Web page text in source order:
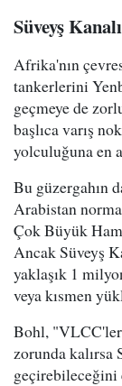
Süveyş
Afrika'nın
tankerlerini
geçmeye de
başlıca varış
yolculuğuna en
Bu güzergahın
Arabistan
Çok Büyük
Ancak Süveyş
yaklaşık 1
veya kısmen
Bohl, "VLCC'ler
zorunda kalırsa